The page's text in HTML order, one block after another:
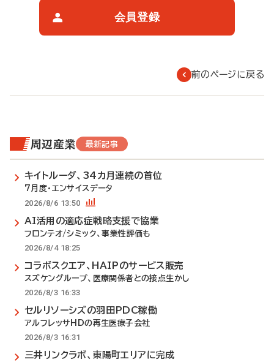
会員登録
前のページに戻る
周辺産業 最新記事
キイトルーダ、34カ月連続の首位
7月度・エンサイスデータ
2026/8/6 13:50
AI活用の適応症戦略支援で協業
フロンテオ/シミック、事業性評価も
2026/8/4 18:25
コラボスクエア、HAIPのサービス販売
スズケングループ、医療関係者との接点生かし
2026/8/3 16:33
セルリソーシズの羽田PDC稼働
アルフレッサHDの再生医療子会社
2026/8/3 16:31
三井リンクラボ、東陽町エリアに完成